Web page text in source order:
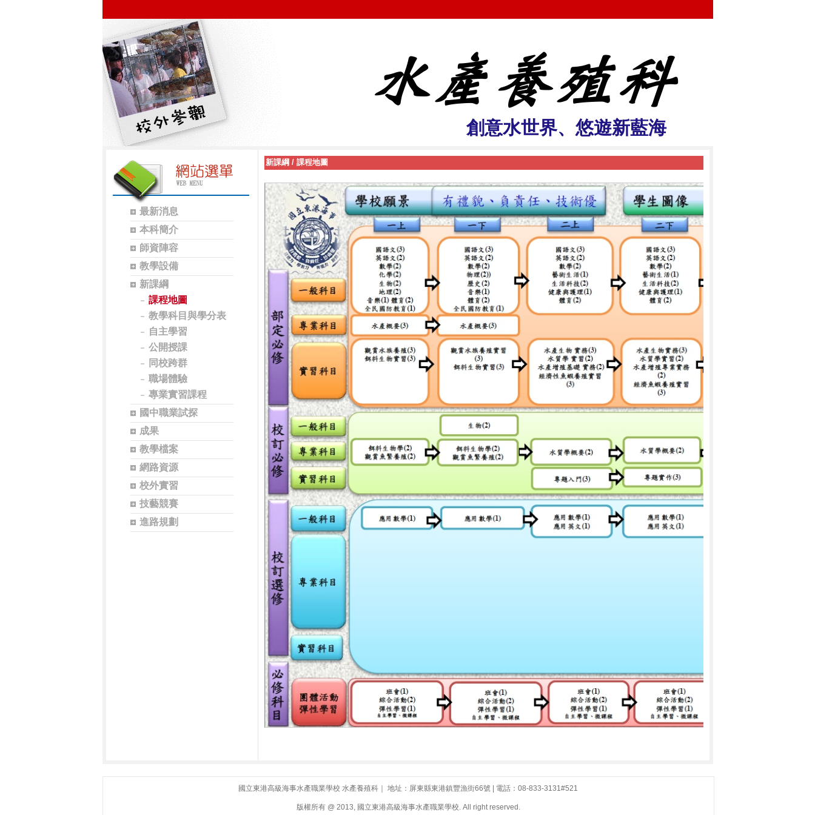
創意水世界、悠遊新藍海
最新消息
本科簡介
師資陣容
教學設備
新課綱
課程地圖
教學科目與學分表
自主學習
公開授課
同校跨群
職場體驗
專業實習課程
國中職業試探
成果
教學檔案
網路資源
校外實習
技藝競賽
進路規劃
新課綱 / 課程地圖
國立東港高級海事水產職業學校 水產養殖科｜ 地址：屏東縣東港鎮豐漁街66號 | 電話：08-833-3131#521
版權所有 @ 2013, 國立東港高級海事水產職業學校. All right reserved.